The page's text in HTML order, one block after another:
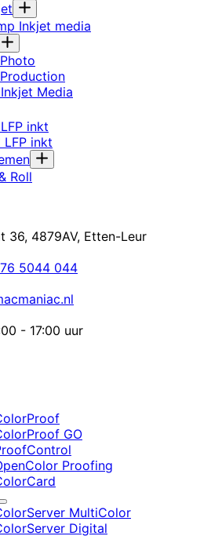
Inkjet media
Media
inkt
LFP inkt
Roll
36, 4879AV, Etten-Leur
5044 044
- 17:00 uur
GO
Proofing
MultiColor
Digital